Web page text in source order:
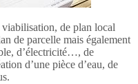
de plan local
de parcelle mais également
d’électricité…, de
d’une pièce d’eau, de